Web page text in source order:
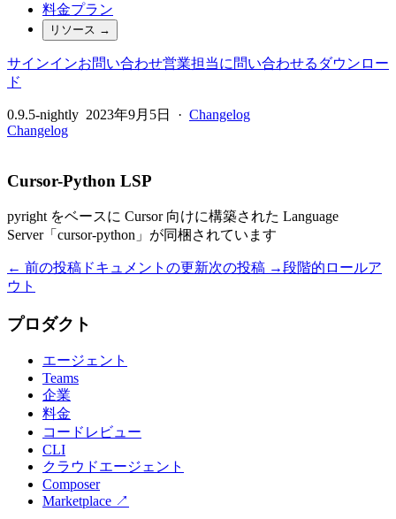
料金プラン
リソース →
サインインお問い合わせ営業担当に問い合わせる ダウンロー
ド
0.9.5-nightly 2023年9月5日 · Changelog
Changelog
Cursor-Python LSP
pyright をベースに Cursor 向けに構築された Language
Server「cursor-python」が同梱されています
← 前の投稿 ドキュメントの更新次の投稿 →段階的ロールア
ウト
プロダクト
エージェント
Teams
企業
料金
コードレビュー
CLI
クラウドエージェント
Composer
Marketplace ↗